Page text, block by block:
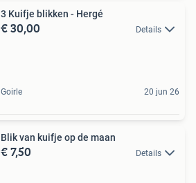
3 Kuifje blikken - Hergé
€ 30,00 Details
Goirle 20 jun 26
Blik van kuifje op de maan
€ 7,50 Details